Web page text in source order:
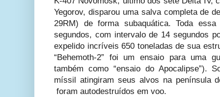
Yegorov, disparou uma salva completa de
29RM) de forma subaquática. Toda
segundos, com intervalo de 14 segundos
expelido incríveis 650 toneladas de sua
“Behemoth-2” foi um ensaio para uma
também como “ensaio do Apocalipse”).
míssil atingiram seus alvos na península
foram autodestruídos em voo.